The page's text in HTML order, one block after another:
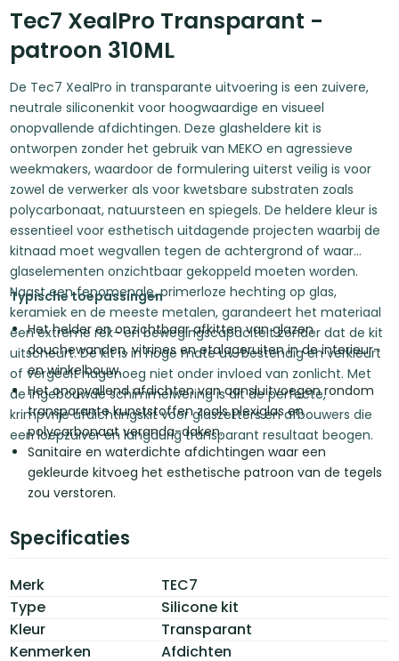
Tec7 XealPro Transparant -
patroon 310ML
De Tec7 XealPro in transparante uitvoering is een zuivere,
neutrale siliconenkit voor hoogwaardige en visueel
onopvallende afdichtingen. Deze glasheldere kit is
ontworpen zonder het gebruik van MEKO en agressieve
weekmakers, waardoor de formulering uiterst veilig is voor
zowel de verwerker als voor kwetsbare substraten zoals
polycarbonaat, natuursteen en spiegels. De heldere kleur is
essentieel voor esthetisch uitdagende projecten waarbij de
kitnaad moet wegvallen tegen de achtergrond of waar
glaselementen onzichtbaar gekoppeld moeten worden.
Naast een fenomenale, primerloze hechting op glas,
keramiek en de meeste metalen, garandeert het materiaal
een extreme rek- en bewegingscapaciteit zonder dat de kit
uitscheurt. De kit is in hoge mate uv-bestendig en verkleurt
of vergeelt nagenoeg niet onder invloed van zonlicht. Met
de ingebouwde schimmelwering is dit de perfecte,
krimpvrije afdichtingskit voor glaszetters en afbouwers die
een loepzuiver en langdurig transparant resultaat beogen.
Typische toepassingen
Het helder en onzichtbaar afkitten van glazen
douchewanden, vitrines en etalageruiten in de interieur-
en winkelbouw.
Het onopvallend afdichten van aansluitvoegen rondom
transparante kunststoffen zoals plexiglas en
polycarbonaat veranda-daken.
Sanitaire en waterdichte afdichtingen waar een
gekleurde kitvoeg het esthetische patroon van de tegels
zou verstoren.
Specificaties
Merk
TEC7
Type
Silicone kit
Kleur
Transparant
Kenmerken
Afdichten